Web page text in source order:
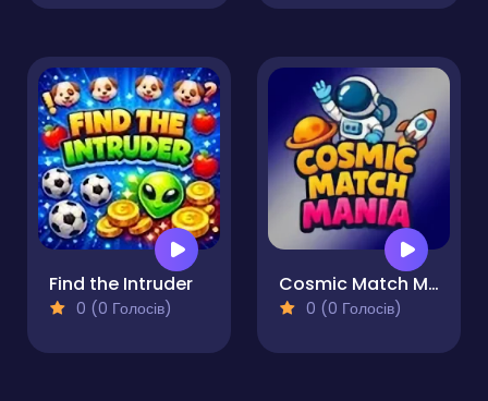
Find the Intruder
0 (0 Голосів)
Cosmic Match Mania
0 (0 Голосів)